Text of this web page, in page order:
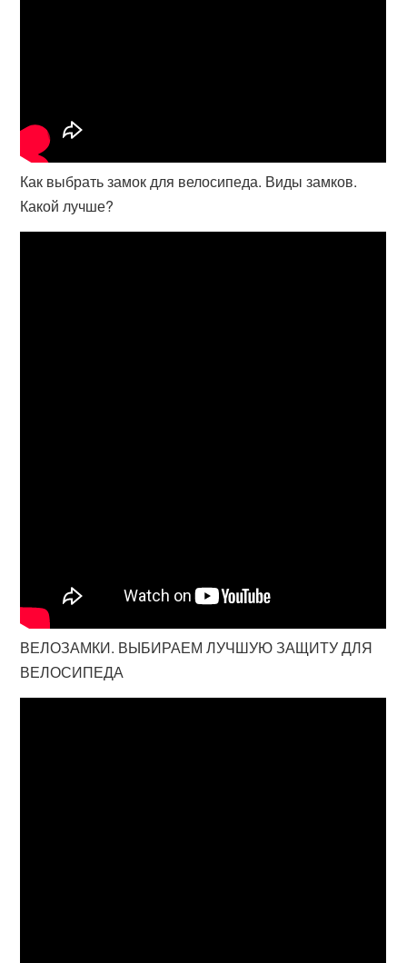
Как выбрать замок для велосипеда. Виды замков.
Какой лучше?
ВЕЛОЗАМКИ. ВЫБИРАЕМ ЛУЧШУЮ ЗАЩИТУ ДЛЯ
ВЕЛОСИПЕДА